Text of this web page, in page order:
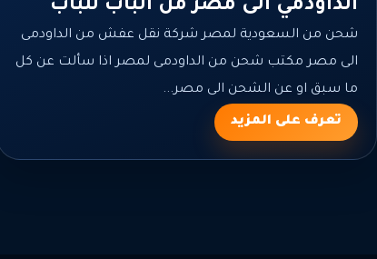
الداودمي الى مصر من الباب للباب
شحن من السعودية لمصر شركة نقل عفش من الداودمى
الى مصر مكتب شحن من الداودمى لمصر اذا سألت عن كل
ما سبق او عن الشحن الى مصر...
تعرف على المزيد